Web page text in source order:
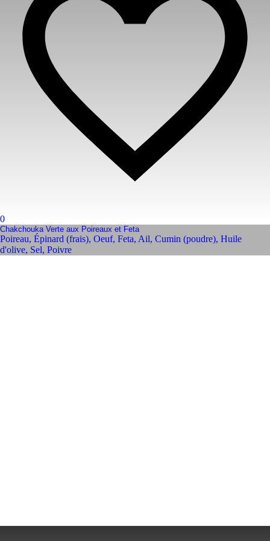
0
Chakchouka Verte aux Poireaux et Feta
Poireau, Épinard (frais), Oeuf, Feta, Ail, Cumin (poudre), Huile
d'olive, Sel, Poivre